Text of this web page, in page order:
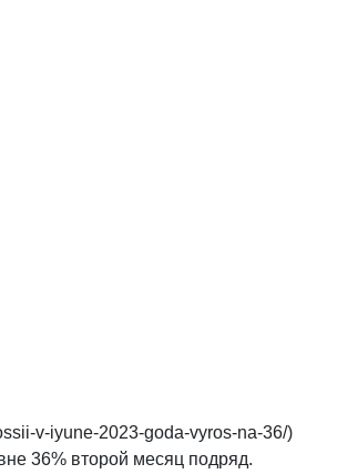
v-iyune-2023-goda-vyros-na-36/)
36% второй месяц подряд.